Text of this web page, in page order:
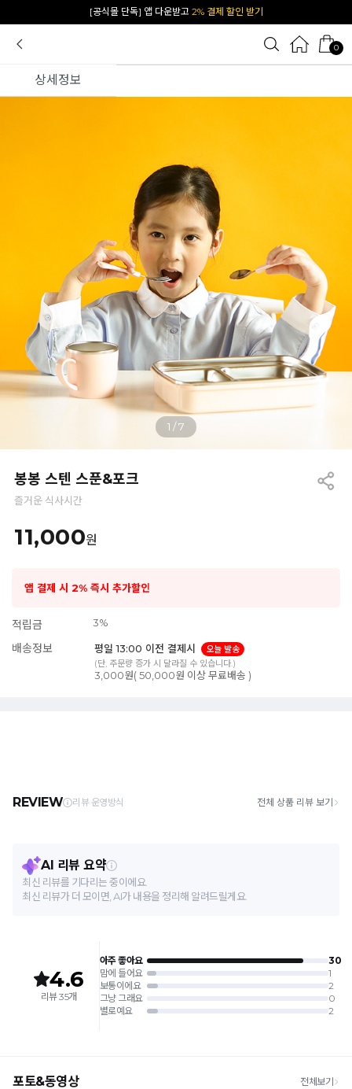
카카오 플친 추가하면1천원 즉시 할인 쿠폰
0
상세정보
1 /7
봉봉 스텐 스푼&포크
즐거운 식사시간
11,000원
앱 결제 시 2% 즉시 추가할인
적립금 3%
배송정보 평일 13:00 이전 결제시
오늘 발송
(단, 주문량 증가 시 달라질 수 있습니다.)
3,000원( 50,000원 이상 무료배송 )